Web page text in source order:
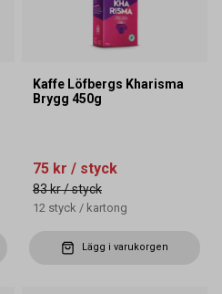
Kaffe Löfbergs Kharisma
Brygg 450g
75 kr / styck
83 kr/ styck
12 styck / kartong
Lägg i varukorgen